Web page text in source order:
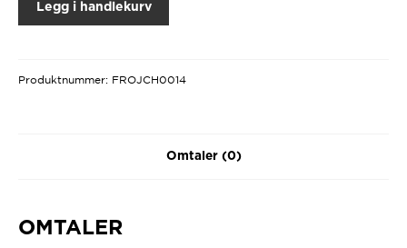
Legg i handlekurv
Produktnummer: FROJCH0014
Omtaler (0)
OMTALER